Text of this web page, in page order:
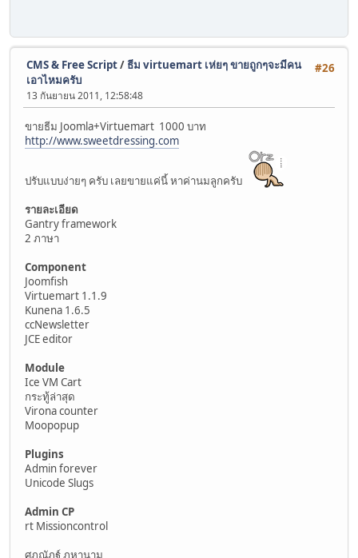
#26
CMS & Free Script/ ธีม virtuemart เห่ยๆ ขายถูกๆจะมีคน
เอาไหมครับ
13 กันยายน 2011, 12:58:48
ขายธีม Joomla+Virtuemart 1000 บาท
http://www.sweetdressing.com
ปรับแบบง่ายๆ ครับ เลยขายแค่นี้ หาค่านมลูกครับ
รายละเอียด
Gantry framework
2 ภาษา
Component
Joomfish
Virtuemart 1.1.9
Kunena 1.6.5
ccNewsletter
JCE editor
Module
Ice VM Cart
กระทู้ล่าสุด
Virona counter
Moopopup
Plugins
Admin forever
Unicode Slugs
Admin CP
rt Missioncontrol
ศุภณัฏฐ์ ภูหานาม